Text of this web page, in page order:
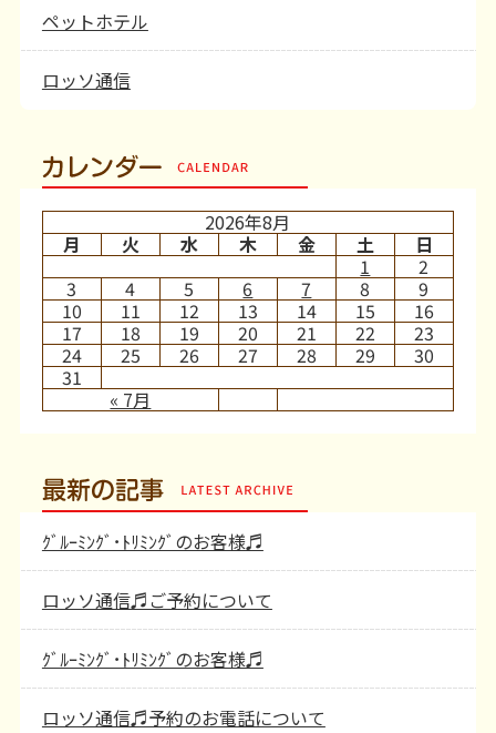
ペットホテル
ロッソ通信
カレンダー
2026年8月
月
火 水 木 金 土 日
« 7月
1
2
3
4 5 6 7 8
9
10
11 12 13 14 15
16
17
18 19 20 21 22
23
24
25 26 27 28 29
30
31
最新の記事
ｸﾞﾙｰﾐﾝｸﾞ･ﾄﾘﾐﾝｸﾞのお客様♬
ロッソ通信♬ご予約について
ｸﾞﾙｰﾐﾝｸﾞ･ﾄﾘﾐﾝｸﾞのお客様♬
ロッソ通信♬予約のお電話について